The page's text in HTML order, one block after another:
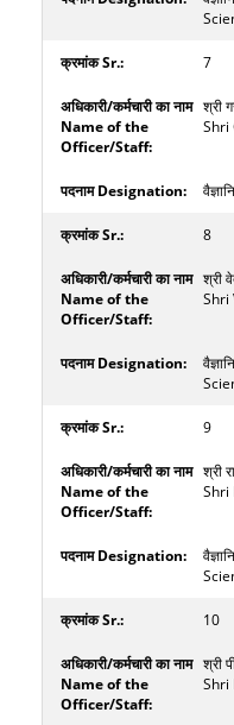
7
श्री
Shri
8
श्री
Shri
9
श्री
Shri
10
श्री
Shri